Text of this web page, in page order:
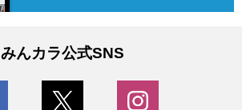
みんカラ公式SNS